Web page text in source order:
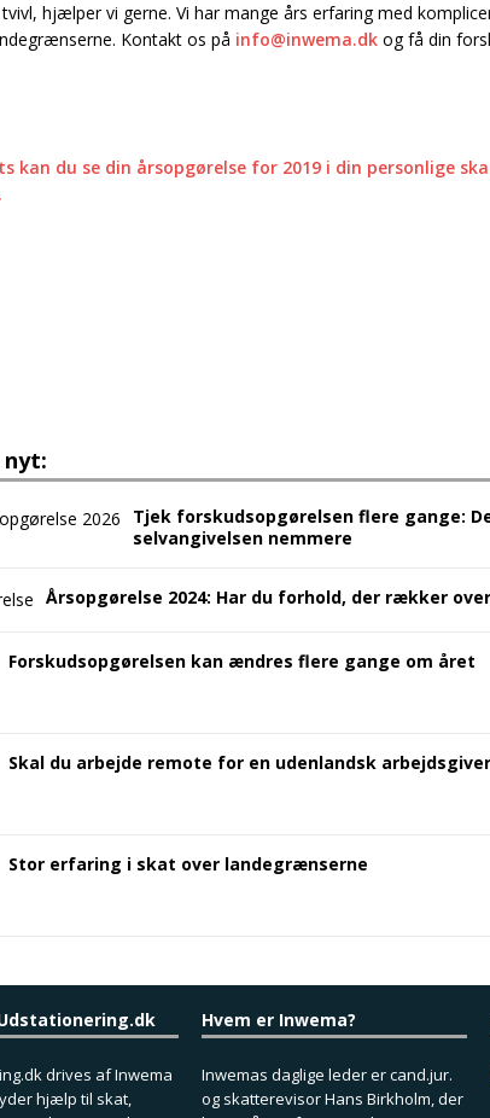
tvivl, hjælper vi gerne. Vi har mange års erfaring med
Kontakt os på info@inwema.dk og få din
kan du se din årsopgørelse for 2019 i din personlige
nyt:
Tjek forskudsopgørelsen flere gange:
selvangivelsen nemmere
Årsopgørelse 2024: Har du forhold, der rækker
Forskudsopgørelsen kan ændres flere gange om året
Skal du arbejde remote for en udenlandsk
Stor erfaring i skat over landegrænserne
drives af Inwema
hjælp til skat,
Hvem er Inwema?
Inwemas daglige leder er cand.jur.
og skatterevisor Hans Birkholm, der